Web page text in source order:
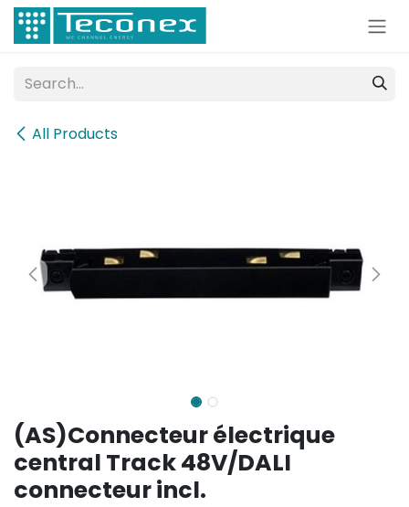
Skip to Content
All Products
(AS)Connecteur électrique
central Track 48V/DALI
connecteur incl.